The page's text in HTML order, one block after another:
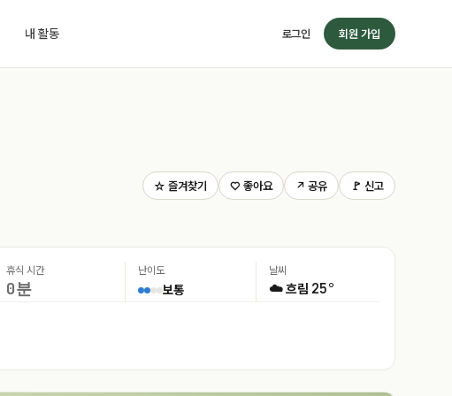
내 활동 로그인 회원 가입
☆ 즐겨찾기 ♡ 좋아요 ↗ 공유 🚩 신고
휴식 시간
0분
난이도
보통
날씨
☁️ 흐림 25°